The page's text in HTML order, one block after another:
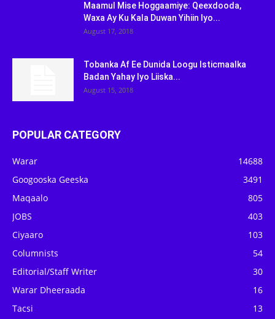
Maamul Mise Hoggaamiye: Qeexdooda,
Waxa Ay Ku Kala Duwan Yihiin Iyo...
August 17, 2018
Tobanka Af Ee Dunida Loogu Isticmaalka
Badan Yahay Iyo Liiska...
August 15, 2018
POPULAR CATEGORY
Warar
14688
Googooska Geeska
3491
Maqaalo
805
JOBS
403
Ciyaaro
103
Columnists
54
Editorial/Staff Writer
30
Warar Dheeraada
16
Tacsi
13